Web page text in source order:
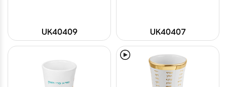
UK40407
UK40409